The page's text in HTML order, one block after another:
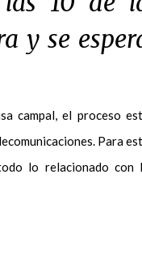
y se
campal, el proceso
Para
lo relacionado con